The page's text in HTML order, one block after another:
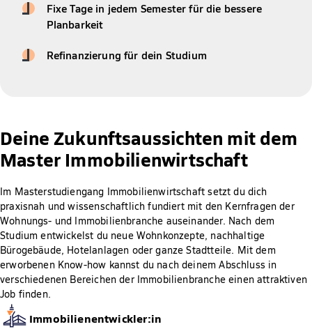
Fixe Tage in jedem Semester für die bessere
Planbarkeit
Refinanzierung für dein Studium
Deine Zukunftsaussichten mit dem
Master Immobilienwirtschaft
Im Masterstudiengang Immobilienwirtschaft setzt du dich
praxisnah und wissenschaftlich fundiert mit den Kernfragen der
Wohnungs- und Immobilienbranche auseinander. Nach dem
Studium entwickelst du neue Wohnkonzepte, nachhaltige
Bürogebäude, Hotelanlagen oder ganze Stadtteile. Mit dem
erworbenen Know-how kannst du nach deinem Abschluss in
verschiedenen Bereichen der Immobilienbranche einen attraktiven
Job finden.
Immobilienentwickler:in